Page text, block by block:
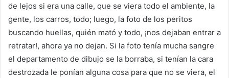
de lejos si era una calle, que se viera todo el ambiente, la
gente, los carros, todo; luego, la foto de los peritos
buscando huellas, quién mató y todo, ¡nos dejaban entrar a
retratar!, ahora ya no dejan. Si la foto tenía mucha sangre
el departamento de dibujo se la borraba, si tenían la cara
destrozada le ponían alguna cosa para que no se viera, el